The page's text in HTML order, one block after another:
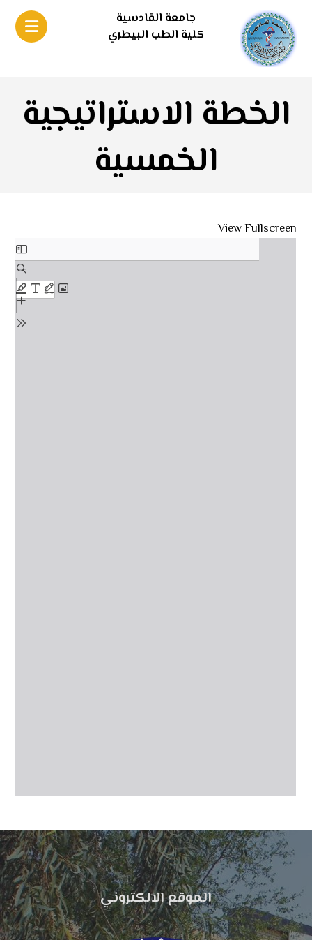
جامعة القادسية
كلية الطب البيطري
الخطة الاستراتيجية
الخمسية
View Fullscreen
الموقع الالكتروني